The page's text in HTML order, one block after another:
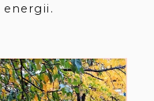
energii.